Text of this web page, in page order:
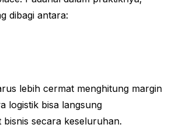
dibagi antara:
lebih cermat menghitung margin
logistik bisa langsung
secara keseluruhan.